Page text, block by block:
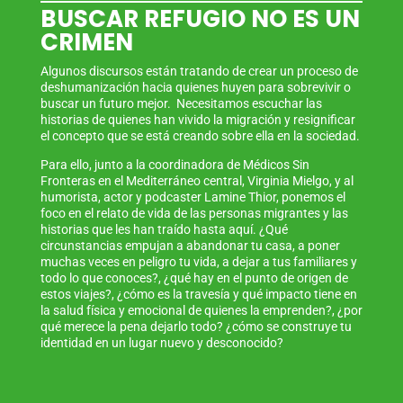
BUSCAR REFUGIO NO ES UN
CRIMEN
Algunos discursos están tratando de crear un proceso de
deshumanización hacia quienes huyen para sobrevivir o
buscar un futuro mejor. Necesitamos escuchar las
historias de quienes han vivido la migración y resignificar
el concepto que se está creando sobre ella en la sociedad.
Para ello, junto a la coordinadora de Médicos Sin
Fronteras en el Mediterráneo central, Virginia Mielgo, y al
humorista, actor y podcaster Lamine Thior, ponemos el
foco en el relato de vida de las personas migrantes y las
historias que les han traído hasta aquí. ¿Qué
circunstancias empujan a abandonar tu casa, a poner
muchas veces en peligro tu vida, a dejar a tus familiares y
todo lo que conoces?, ¿qué hay en el punto de origen de
estos viajes?, ¿cómo es la travesía y qué impacto tiene en
la salud física y emocional de quienes la emprenden?, ¿por
qué merece la pena dejarlo todo? ¿cómo se construye tu
identidad en un lugar nuevo y desconocido?